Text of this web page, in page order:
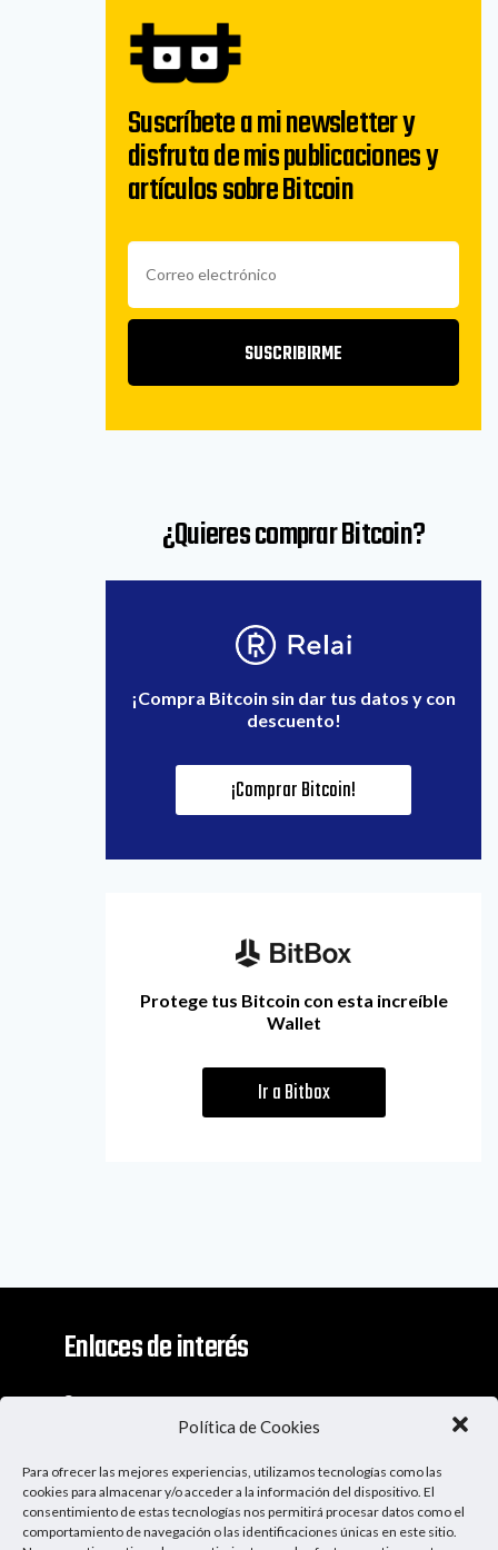
Política de Cookies
Para ofrecer las mejores experiencias, utilizamos tecnologías como las
cookies para almacenar y/o acceder a la información del dispositivo. El
consentimiento de estas tecnologías nos permitirá procesar datos como el
comportamiento de navegación o las identificaciones únicas en este sitio.
Suscríbete a mi newsletter y
disfruta de mis publicaciones y
artículos sobre Bitcoin
SUSCRIBIRME
¿Quieres comprar Bitcoin?
¡Compra Bitcoin sin dar tus datos y con
descuento!
¡Comprar Bitcoin!
Protege tus Bitcoin con esta increíble
Wallet
Ir a Bitbox
Enlaces de interés
Contacto
Descargo De Responsabilidad
Apoya al Podcast
Ser Patrocinador